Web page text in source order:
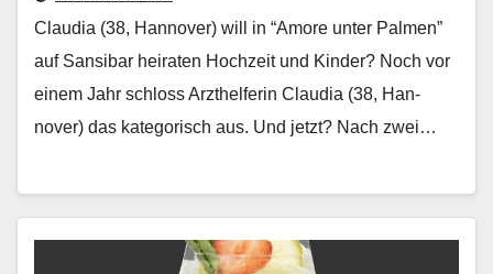
Claudia (38, Hannover) will in “Amore unter Palmen”
auf Sansibar heiraten Hochzeit und Kinder? Noch vor
einem Jahr schloss Arzthelferin Clau­dia (38, Han­
nover) das kat­e­gorisch aus. Und jet­zt? Nach zwei…